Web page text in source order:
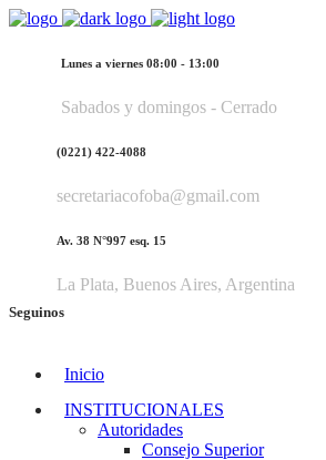
Lunes a viernes 08:00 - 13:00
Sabados y domingos - Cerrado
(0221) 422-4088
secretariacofoba@gmail.com
Av. 38 N°997 esq. 15
La Plata, Buenos Aires, Argentina
Seguinos
Inicio
INSTITUCIONALES
Autoridades
Consejo Superior